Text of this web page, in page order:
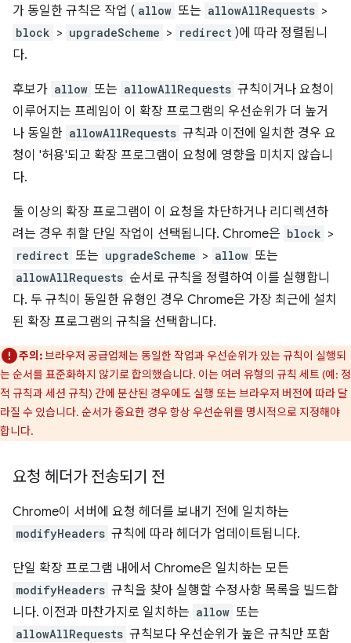
가 동일한 규칙은 작업 ( allow 또는 allowAllRequests >
block > upgradeScheme > redirect )에 따라 정렬됩니
다.
후보가 allow 또는 allowAllRequests 규칙이거나 요청이
이루어지는 프레임이 이 확장 프로그램의 우선순위가 더 높거
나 동일한 allowAllRequests 규칙과 이전에 일치한 경우 요
청이 '허용'되고 확장 프로그램이 요청에 영향을 미치지 않습니
다.
둘 이상의 확장 프로그램이 이 요청을 차단하거나 리디렉션하
려는 경우 취할 단일 작업이 선택됩니다. Chrome은 block >
redirect 또는 upgradeScheme > allow 또는
allowAllRequests 순서로 규칙을 정렬하여 이를 실행합니
다. 두 규칙이 동일한 유형인 경우 Chrome은 가장 최근에 설치
된 확장 프로그램의 규칙을 선택합니다.
주의:브라우저 공급업체는 동일한 작업과 우선순위가 있는 규칙이 실행되
는 순서를 표준화하지 않기로 합의했습니다. 이는 여러 유형의 규칙 세트 (예: 정
적 규칙과 세션 규칙) 간에 분산된 경우에도 실행 또는 브라우저 버전에 따라 달
라질 수 있습니다. 순서가 중요한 경우 항상 우선순위를 명시적으로 지정해야
합니다.
요청 헤더가 전송되기 전
Chrome이 서버에 요청 헤더를 보내기 전에 일치하는
modifyHeaders 규칙에 따라 헤더가 업데이트됩니다.
단일 확장 프로그램 내에서 Chrome은 일치하는 모든
modifyHeaders 규칙을 찾아 실행할 수정사항 목록을 빌드합
니다. 이전과 마찬가지로 일치하는 allow 또는
allowAllRequests 규칙보다 우선순위가 높은 규칙만 포함